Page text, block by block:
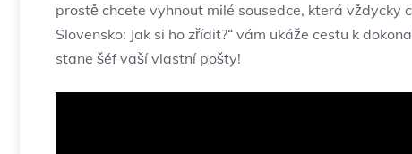
prostě chcete vyhnout milé sousedce, která vždycky
Slovensko: Jak si ho zřídit?“ vám ukáže cestu k
stane šéf vaší vlastní pošty!